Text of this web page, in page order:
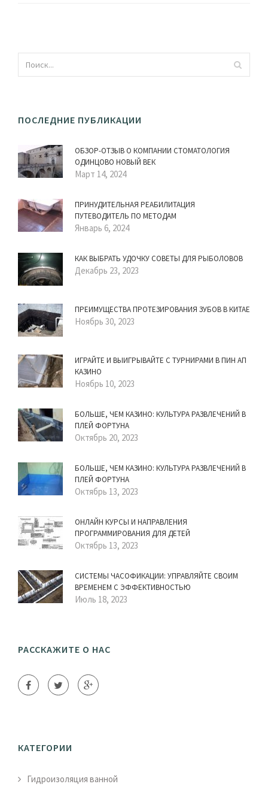
ПОСЛЕДНИЕ ПУБЛИКАЦИИ
ОБЗОР-ОТЗЫВ О КОМПАНИИ СТОМАТОЛОГИЯ
ОДИНЦОВО НОВЫЙ ВЕК
Март 14, 2024
ПРИНУДИТЕЛЬНАЯ РЕАБИЛИТАЦИЯ
ПУТЕВОДИТЕЛЬ ПО МЕТОДАМ
Январь 6, 2024
КАК ВЫБРАТЬ УДОЧКУ СОВЕТЫ ДЛЯ РЫБОЛОВОВ
Декабрь 23, 2023
ПРЕИМУЩЕСТВА ПРОТЕЗИРОВАНИЯ ЗУБОВ В КИТАЕ
Ноябрь 30, 2023
ИГРАЙТЕ И ВЫИГРЫВАЙТЕ С ТУРНИРАМИ В ПИН АП
КАЗИНО
Ноябрь 10, 2023
БОЛЬШЕ, ЧЕМ КАЗИНО: КУЛЬТУРА РАЗВЛЕЧЕНИЙ В
ПЛЕЙ ФОРТУНА
Октябрь 20, 2023
БОЛЬШЕ, ЧЕМ КАЗИНО: КУЛЬТУРА РАЗВЛЕЧЕНИЙ В
ПЛЕЙ ФОРТУНА
Октябрь 13, 2023
ОНЛАЙН КУРСЫ И НАПРАВЛЕНИЯ
ПРОГРАММИРОВАНИЯ ДЛЯ ДЕТЕЙ
Октябрь 13, 2023
СИСТЕМЫ ЧАСОФИКАЦИИ: УПРАВЛЯЙТЕ СВОИМ
ВРЕМЕНЕМ С ЭФФЕКТИВНОСТЬЮ
Июль 18, 2023
РАССКАЖИТЕ О НАС
КАТЕГОРИИ
Гидроизоляция ванной